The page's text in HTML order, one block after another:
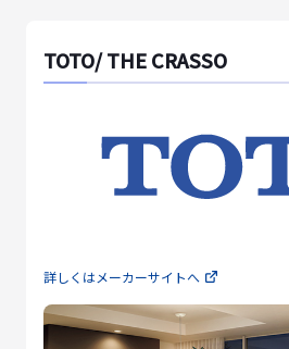
TOTO/ THE CRASSO
詳しくはメーカーサイトへ